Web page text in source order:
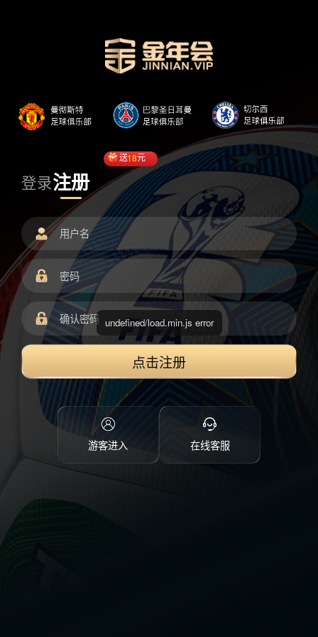
登录注册
送18元
点击注册
游客进入 在线客服
undefined/load.min.js error